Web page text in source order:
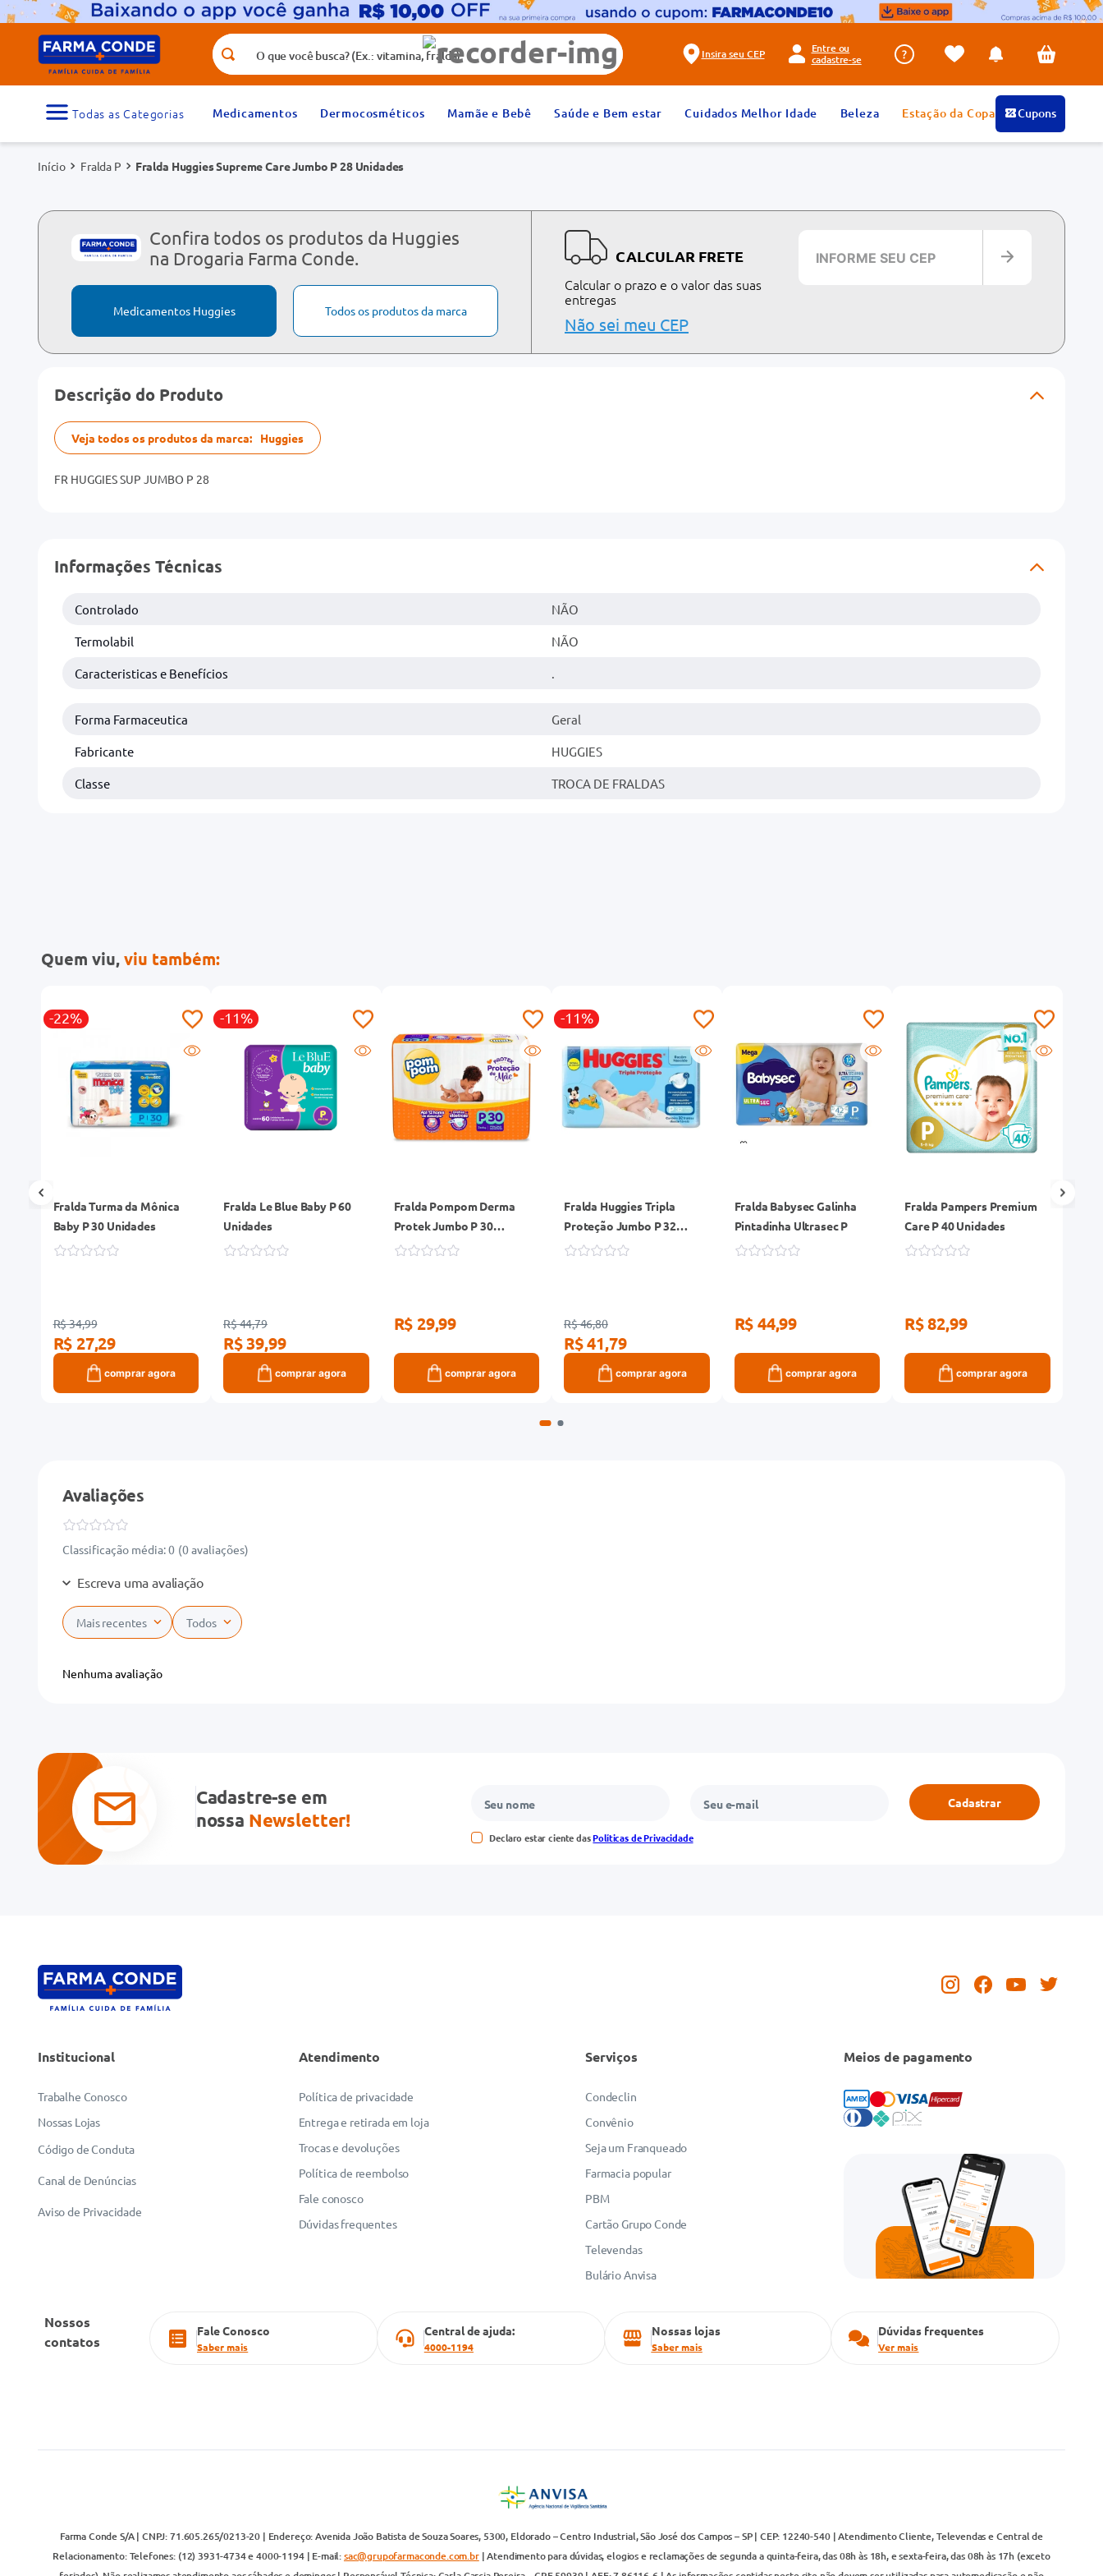
O que você busca? (Ex.: vitamina, fralda)
Insira seu CEP
Entre ou
cadastre-se
Medicamentos Dermocosméticos Mamãe e Bebê Saúde e Bem estar Cuidados Melhor Idade Beleza Estação da Copa Cupons
Fralda P Fralda Huggies Supreme Care Jumbo P 28 Unidades
Confira todos os produtos da Huggies
na Drogaria Farma Conde.
Medicamentos Huggies Todos os produtos da marca
CALCULAR FRETE
Calcular o prazo e o valor das suas
entregas
Não sei meu CEP
Descrição do Produto
Veja todos os produtos da marca: Huggies
FR HUGGIES SUP JUMBO P 28
Informações Técnicas
Controlado NÃO
Termolabil NÃO
Caracteristicas e Benefícios
Forma Farmaceutica Geral
Fabricante HUGGIES
Classe TROCA DE FRALDAS
Quem viu,viu também:
-22%
Fralda Turma da Mônica
Baby P 30 Unidades
R$ 34,99
R$ 27,29
comprar agora
-11%
Fralda Le Blue Baby P 60
Unidades
R$ 44,79
R$ 39,99
comprar agora
Fralda Pompom Derma
Protek Jumbo P 30
Unidades
R$ 29,99
comprar agora
-11%
Fralda Huggies Tripla
Proteção Jumbo P 32
Unidades
R$ 46,80
R$ 41,79
comprar agora
Fralda Babysec Galinha
Pintadinha Ultrasec P
R$ 44,99
comprar agora
Fralda Pampers Premium
Care P 40 Unidades
R$ 82,99
comprar agora
Avaliações
Classificação média: 0 (0 avaliações)
Escreva uma avaliação
Adicionar avaliação
Avalie o produto de 1 a 5 estrelas
★★★
Seu nome
Mais recentes Todos
Nenhuma avaliação
Cadastre-se em
nossa Newsletter!
Declaro estar ciente dasPolíticas de Privacidade
Cadastrar
Institucional
Trabalhe Conosco
Nossas Lojas
Código de Conduta
Canal de Denúncias
Aviso de Privacidade
Atendimento
Política de privacidade
Entrega e retirada em loja
Trocas e devoluções
Política de reembolso
Fale conosco
Dúvidas frequentes
Serviços
Condeclin
Convênio
Seja um Franqueado
Farmacia popular
PBM
Cartão Grupo Conde
Televendas
Bulário Anvisa
Meios de pagamento
Nossos
contatos
Fale Conosco
Saber mais
Central de ajuda:
4000-1194
Nossas lojas
Saber mais
Dúvidas frequentes
Ver mais
Farma Conde S/A | CNPJ: 71.605.265/0213-20 | Endereço: Avenida João Batista de Souza Soares, 5300, Eldorado – Centro Industrial, São José dos Campos – SP | CEP: 12240-540 | Atendimento Cliente, Televendas e Central de
Relacionamento: Telefones: (12) 3931-4734 e 4000-1194 | E-mail:sac@grupofarmaconde.com.br| Atendimento para dúvidas, elogios e reclamações de segunda a quinta-feira, das 08h às 18h, e sexta-feira, das 08h às 17h (exceto
Termos mais buscados
1
medicamento 2º
fralda
5º dipirona 6º